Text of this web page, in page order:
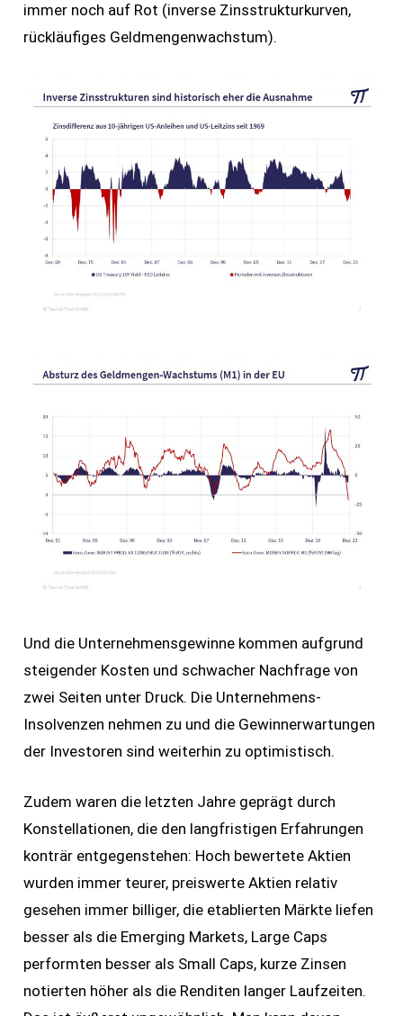
immer noch auf Rot (inverse Zinsstrukturkurven,
rückläufiges Geldmengenwachstum).
Und die Unternehmensgewinne kommen aufgrund
steigender Kosten und schwacher Nachfrage von
zwei Seiten unter Druck. Die Unternehmens-
Insolvenzen nehmen zu und die Gewinnerwartungen
der Investoren sind weiterhin zu optimistisch.
Zudem waren die letzten Jahre geprägt durch
Konstellationen, die den langfristigen Erfahrungen
konträr entgegenstehen: Hoch bewertete Aktien
wurden immer teurer, preiswerte Aktien relativ
gesehen immer billiger, die etablierten Märkte liefen
besser als die Emerging Markets, Large Caps
performten besser als Small Caps, kurze Zinsen
notierten höher als die Renditen langer Laufzeiten.